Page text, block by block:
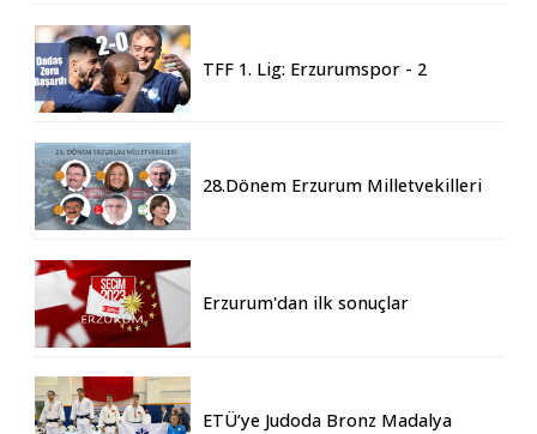
TFF 1. Lig: Erzurumspor - 2
28.Dönem Erzurum Milletvekilleri
Erzurum'dan ilk sonuçlar
ETÜ’ye Judoda Bronz Madalya